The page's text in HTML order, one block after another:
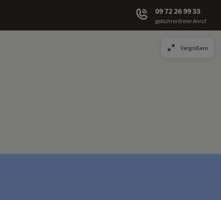
09 72 26 99 33
gebührenfreier Anruf
Vergrößern